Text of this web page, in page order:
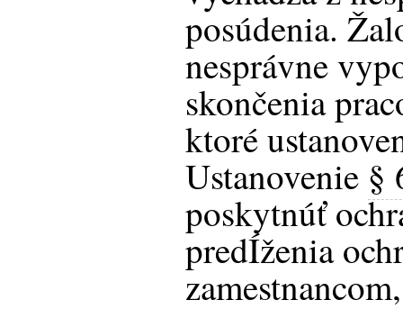
posúdenia.
nesprávne
skončenia
ktoré
Ustanovenie §
poskytnúť
predÍženia